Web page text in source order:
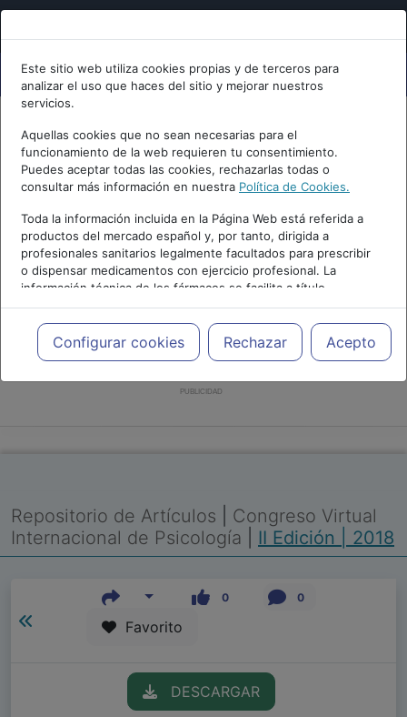
Este sitio web utiliza cookies propias y de terceros para
analizar el uso que haces del sitio y mejorar nuestros
servicios.
Aquellas cookies que no sean necesarias para el
funcionamiento de la web requieren tu consentimiento.
Puedes aceptar todas las cookies, rechazarlas todas o
consultar más información en nuestra Política de Cookies.
Toda la información incluida en la Página Web está referida a
productos del mercado español y, por tanto, dirigida a
profesionales sanitarios legalmente facultados para prescribir
o dispensar medicamentos con ejercicio profesional. La
información técnica de los fármacos se facilita a título
meramente informativo, siendo responsabilidad de los
profesionales facultados prescribir medicamentos y decidir, en
cada caso concreto, el tratamiento más adecuado a las
necesidades del paciente.
Configurar cookies Rechazar Acepto
PUBLICIDAD
Repositorio de Artículos
Congreso Virtual
Internacional de Psicología
II Edición | 2018
0 0
Favorito
DESCARGAR